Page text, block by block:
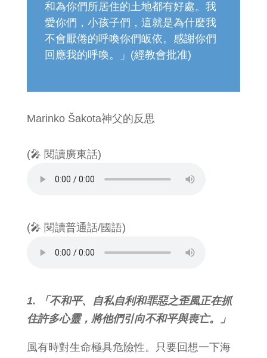
和為你們所居住的土地都有好處。我
愛你們，小孩子們，這就是為什麼我
不會厭倦的呼喚你們皈依。感謝你們
回應我的呼喚。」(經教會批准)
Marinko Šakota神父的反思
(🎤 閱讀廣東話)
(🎤 閱讀普通話/國語)
1. 「不和平、自私自利和罪惡之歪風正在抓
住許多心靈，將他們引向不和平與喪亡。」
風有時對生命極具危險性。只要回想一下海